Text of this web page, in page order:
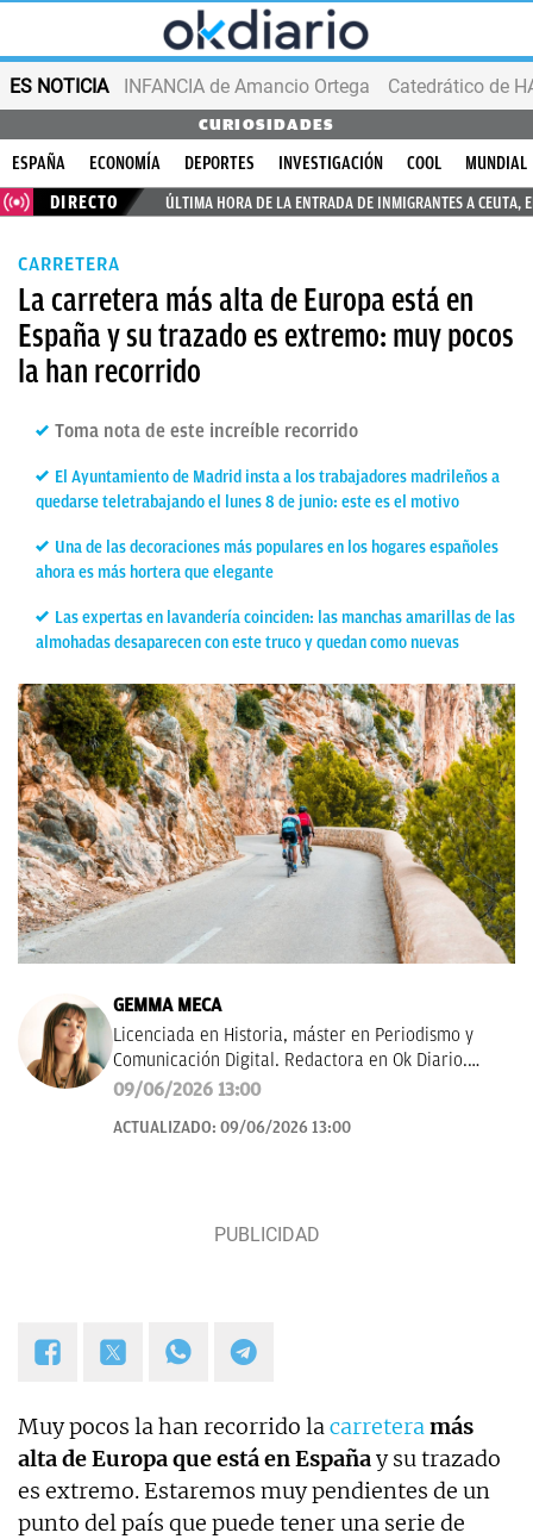
ES NOTICIA INFANCIA de Amancio Ortega
CURIOSIDADES
ESPAÑA ECONOMÍA DEPORTES INVESTIGACIÓN COOL
MUNDIAL
DIRECTO
ÚLTIMA HORA DE LA ENTRADA DE INMIGRANTES A CEUTA,
CARRETERA
La carretera más alta de Europa está en
España y su trazado es extremo: muy pocos
la han recorrido
Toma nota de este increíble recorrido
El Ayuntamiento de Madrid insta a los trabajadores madrileños a
quedarse teletrabajando el lunes 8 de junio: este es el motivo
Una de las decoraciones más populares en los hogares españoles
ahora es más hortera que elegante
Las expertas en lavandería coinciden: las manchas amarillas de las
almohadas desaparecen con este truco y quedan como nuevas
GEMMA MECA
Licenciada en Historia, máster en Periodismo y
Comunicación Digital. Redactora en Ok Diario.
Cuento historias, soy amante de los astros, sigo a la
Experta en noticias de consumo, lifestyle, recetas y
09/06/2026 13:00
ACTUALIZADO: 09/06/2026 13:00
Muy pocos la han recorrido lacarreteramás
alta de Europa que está en Españay su trazado
es extremo. Estaremos muy pendientes de un
punto del país que puede tener una serie de